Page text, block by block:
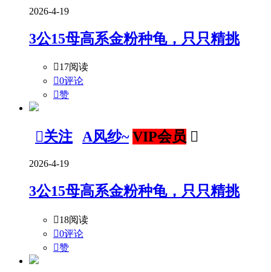
2026-4-19
3公15母高系金粉种龟，只只精挑
17阅读
0评论
赞
关注 A风纱~ VIP会员 
2026-4-19
3公15母高系金粉种龟，只只精挑
18阅读
0评论
赞